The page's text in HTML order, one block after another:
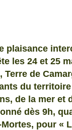
plaisance
les 24 et 25
Terre de
du
de la mer et
dès 9h,
pour «